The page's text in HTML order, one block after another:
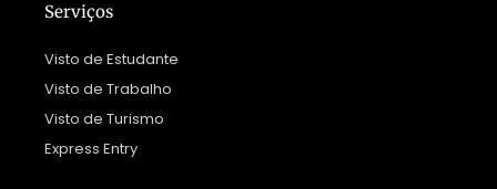
Serviços
Visto de Estudante
Visto de Trabalho
Visto de Turismo
Express Entry